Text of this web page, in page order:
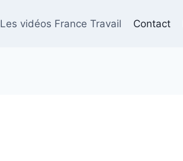
Les vidéos France Travail Contact